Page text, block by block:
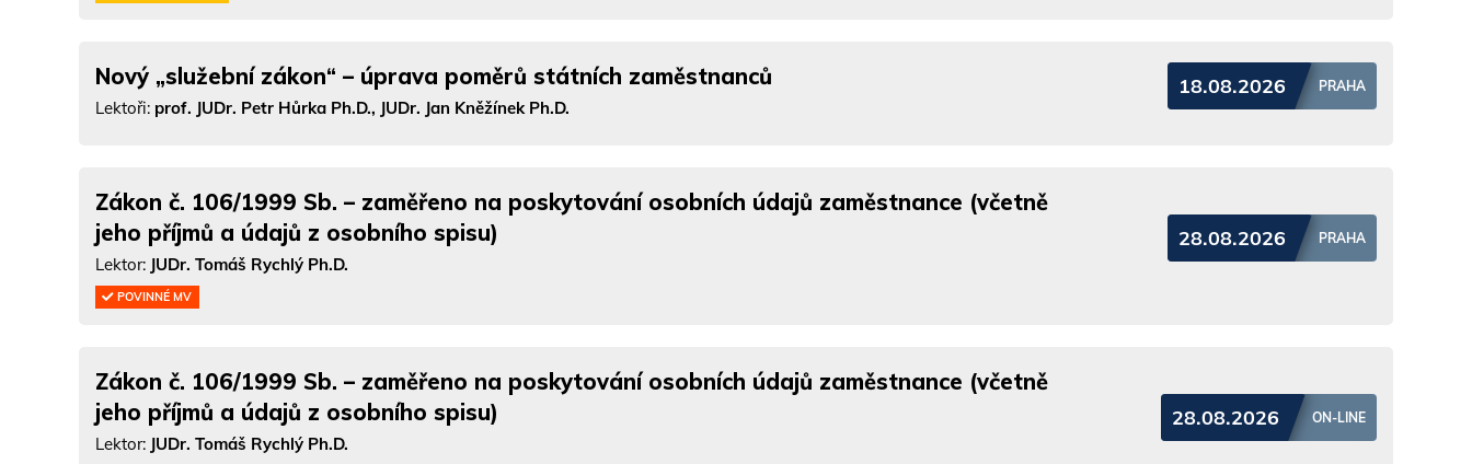
Nový „služební zákon“ – úprava poměrů státních zaměstnanců
Lektoři: prof. JUDr. Petr Hůrka Ph.D., JUDr. Jan Kněžínek Ph.D.
18.08.2026 PRAHA
Zákon č. 106/1999 Sb. – zaměřeno na poskytování osobních údajů zaměstnance (včetně
jeho příjmů a údajů z osobního spisu)
Lektor: JUDr. Tomáš Rychlý Ph.D.
POVINNÉ MV
28.08.2026 PRAHA
Zákon č. 106/1999 Sb. – zaměřeno na poskytování osobních údajů zaměstnance (včetně
jeho příjmů a údajů z osobního spisu)
Lektor: JUDr. Tomáš Rychlý Ph.D.
28.08.2026 ON-LINE